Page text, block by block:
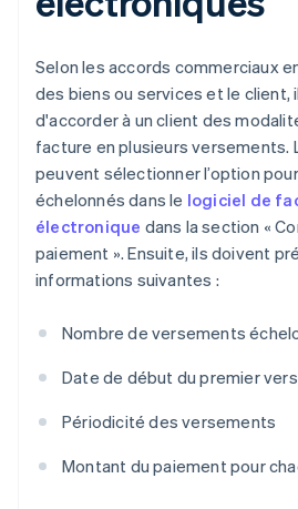
Selon les accords commerciaux
des biens ou services et le client,
d'accorder à un client des
facture en plusieurs versements.
peuvent sélectionner l’option
échelonnés dans le logiciel de
électronique dans la section «
paiement ». Ensuite, ils doivent
informations suivantes :
Nombre de versements
Date de début du premier
Périodicité des versements
Montant du paiement pour